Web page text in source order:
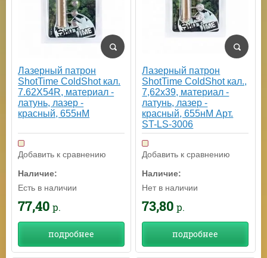
Лазерный патрон
ShotTime ColdShot кал.
7.62X54R, материал -
латунь, лазер -
красный, 655нМ
Добавить к сравнению
Наличие:
Есть в наличии
77,40 р.
подробнее
Лазерный патрон
ShotTime ColdShot кал.,
7,62х39, материал -
латунь, лазер -
красный, 655нМ Арт.
ST-LS-3006
Добавить к сравнению
Наличие:
Нет в наличии
73,80 р.
подробнее